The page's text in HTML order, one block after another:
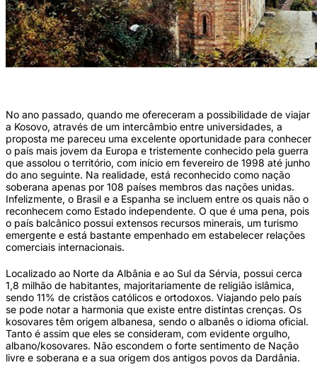
No ano passado, quando me ofereceram a possibilidade de viajar
a Kosovo, através de um intercâmbio entre universidades, a
proposta me pareceu uma excelente oportunidade para conhecer
o país mais jovem da Europa e tristemente conhecido pela guerra
que assolou o território, com início em fevereiro de 1998 até junho
do ano seguinte. Na realidade, está reconhecido como nação
soberana apenas por 108 países membros das nações unidas.
Infelizmente, o Brasil e a Espanha se incluem entre os quais não o
reconhecem como Estado independente. O que é uma pena, pois
o país balcânico possui extensos recursos minerais, um turismo
emergente e está bastante empenhado em estabelecer relações
comerciais internacionais.
Localizado ao Norte da Albânia e ao Sul da Sérvia, possui cerca
1,8 milhão de habitantes, majoritariamente de religião islâmica,
sendo 11% de cristãos católicos e ortodoxos. Viajando pelo país
se pode notar a harmonia que existe entre distintas crenças. Os
kosovares têm origem albanesa, sendo o albanês o idioma oficial.
Tanto é assim que eles se consideram, com evidente orgulho,
albano/kosovares. Não escondem o forte sentimento de Nação
livre e soberana e a sua origem dos antigos povos da Dardânia.